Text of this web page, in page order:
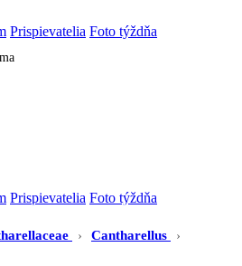
Prispievatelia Foto týždňa
Prispievatelia Foto týždňa
› Cantharellus
›